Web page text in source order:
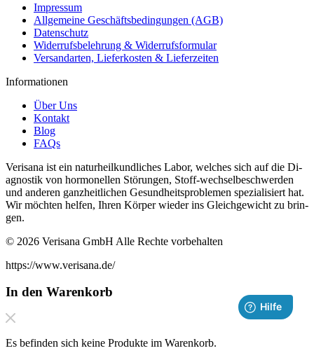
Impressum
Allgemeine Geschäftsbedingungen (AGB)
Datenschutz
Widerrufsbelehrung & Widerrufsformular
Versandarten, Lieferkosten & Lieferzeiten
Informationen
Über Uns
Kontakt
Blog
FAQs
Verisana ist ein naturheilkundliches La­bor, welches sich auf die Di­
ag­nos­tik von hor­monellen Störun­gen, Stof­f-wech­selbeschw­er­den
und an­deren ganzheitlichen Gesund­heit­sprob­le­men spezial­isiert hat.
Wir möchten helfen, Ihren Kör­per wieder ins Gle­ichgewicht zu brin­
gen.
© 2026 Verisana GmbH Alle Rechte vorbehalten
https://www.verisana.de/
In den Warenkorb
Es befinden sich keine Produkte im Warenkorb.